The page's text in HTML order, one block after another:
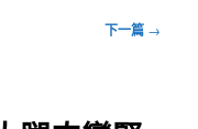
下一篇 →